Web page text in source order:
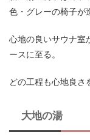
色・グレーの椅子が
心地の良いサウナ
ースに至る。
どの工程も心地良さ
大地の湯